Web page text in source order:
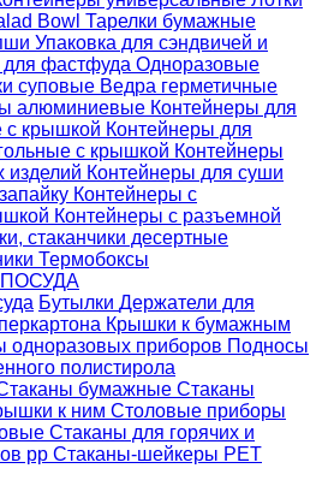
Bowl Тарелки бумажные
Упаковка для сэндвичей и
для фастфуда Одноразовые
суповые Ведра герметичные
алюминиевые Контейнеры для
с крышкой Контейнеры для
с крышкой Контейнеры
изделий Контейнеры для суши
Контейнеры с
Контейнеры с разъемной
стаканчики десертные
Термобоксы
Бутылки Держатели для
Крышки к бумажным
одноразовых приборов Подносы
полистирола
бумажные Стаканы
к ним Столовые приборы
Стаканы для горячих и
pp Стаканы-шейкеры PET